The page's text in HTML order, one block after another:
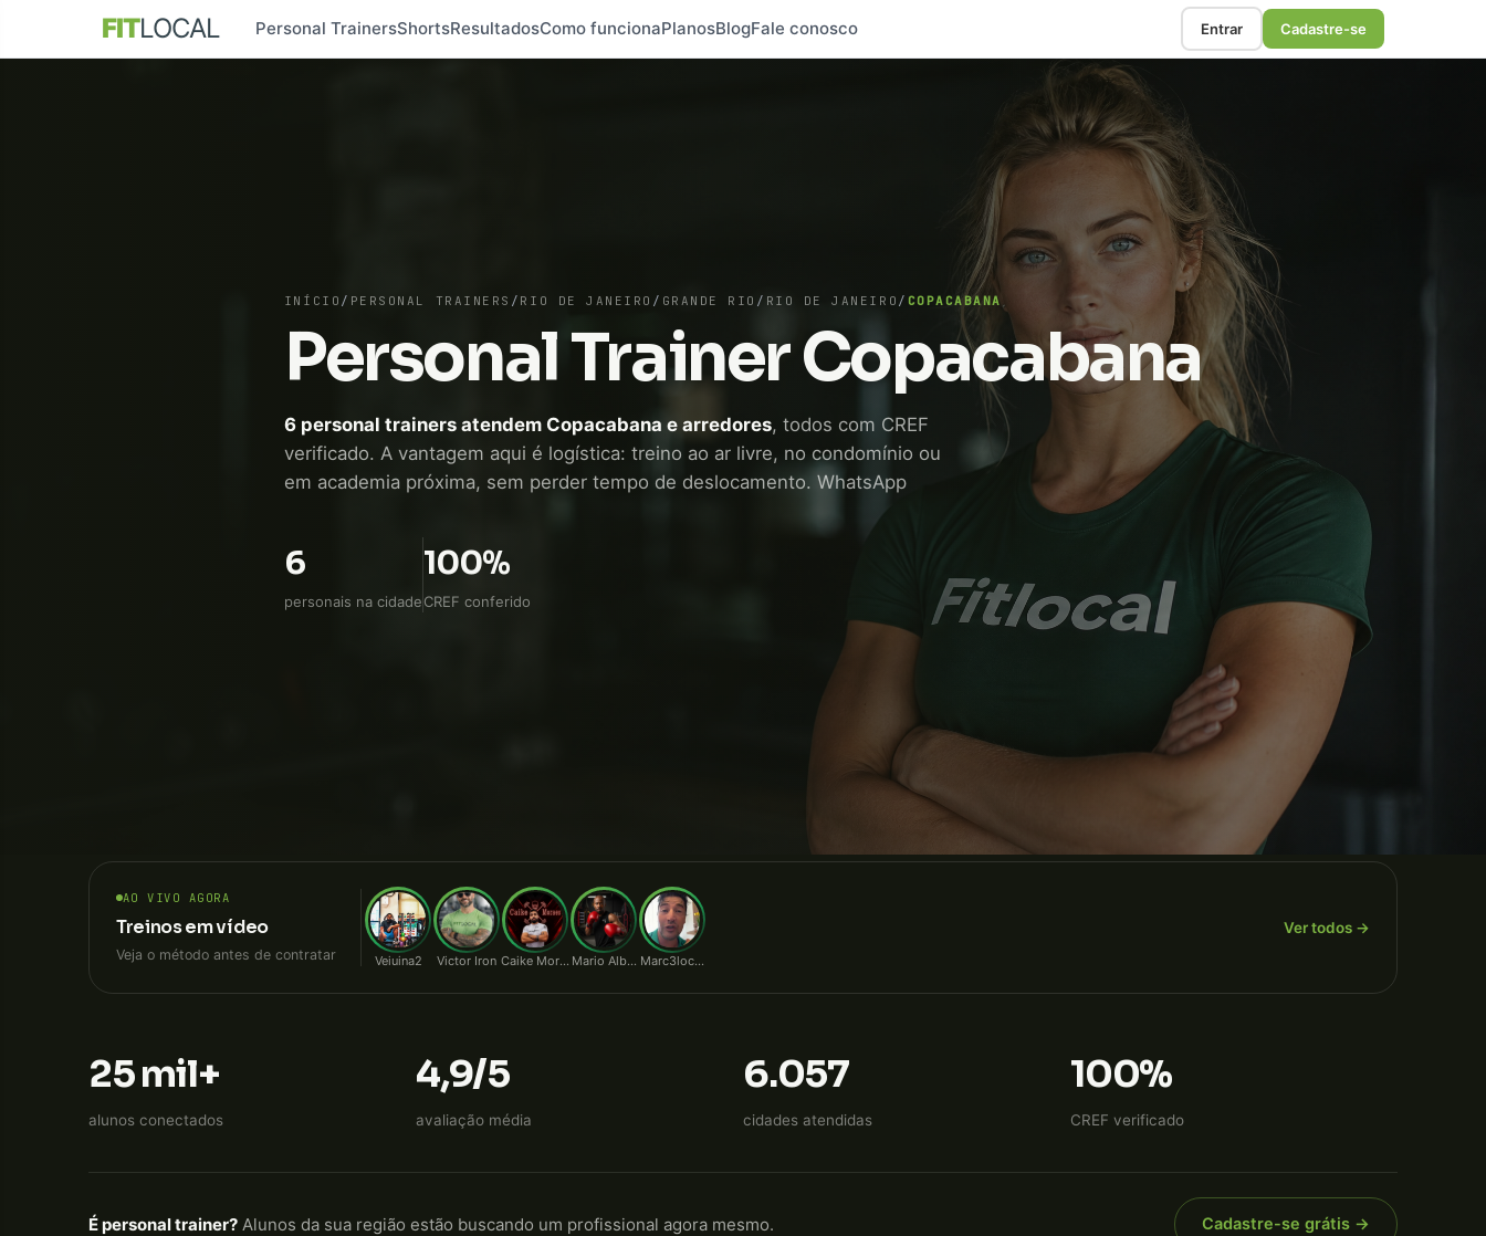
FITLOCAL Personal TrainersShortsResultadosComo funcionaPlanosBlogFale conosco Entrar Cadastre-se
INÍCIO / PERSONAL TRAINERS / RIO DE JANEIRO / GRANDE RIO / RIO DE JANEIRO / COPACABANA
Personal Trainer Copacabana
6 personal trainers atendem Copacabana e arredores, todos com CREF
verificado. A vantagem aqui é logística: treino ao ar livre, no condomínio ou
em academia próxima, sem perder tempo de deslocamento. WhatsApp
6
personais na cidade
100%
CREF conferido
AO VIVO AGORA
Treinos em vídeo
Veja o método antes de contratar Veiuina2 Victor Iron Caike MoraesMario AlbertoMarc3locunha
Ver todos →
25 mil+
alunos conectados
4,9/5
avaliação média
6.057
cidades atendidas
100%
CREF verificado
É personal trainer? Alunos da sua região estão buscando um profissional agora mesmo. Cadastre-se grátis →